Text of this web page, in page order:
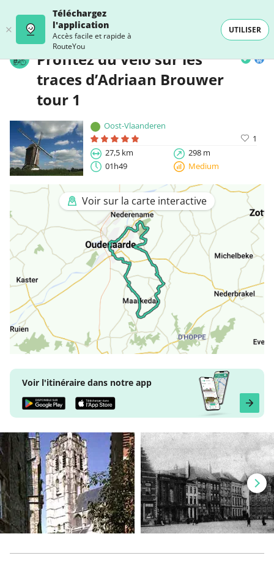
Téléchargez
l'application
Accès facile et rapide à
RouteYou
UTILISER
Profitez du vélo sur les
traces d’Adriaan Brouwer
tour 1
Oost-Vlaanderen
1
27,5 km
298 m
01h49
Medium
Voir sur la carte interactive
Voir l'itinéraire dans notre app